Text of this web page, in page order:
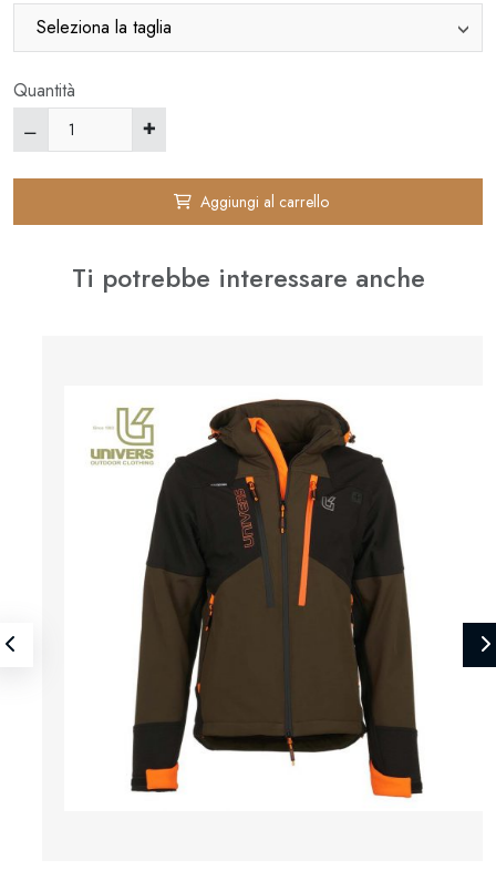
Quantità
✚
Aggiungi al carrello
Ti potrebbe interessare anche